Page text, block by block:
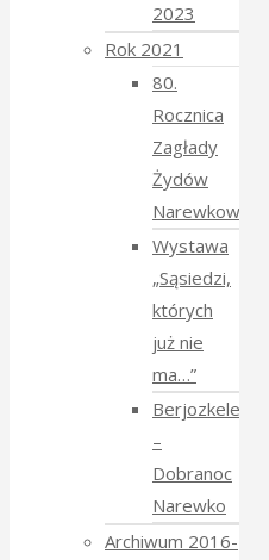
2023
Rok 2021
80.
Rocznica
Zagłady
Żydów
Narewkowskich
Wystawa
„Sąsiedzi,
których
już nie
ma…”
Berjozkele
–
Dobranoc
Narewko
Archiwum 2016-